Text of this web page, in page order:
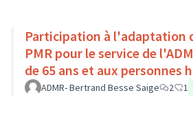
Participation à l'adaptation
PMR pour le service de
de 65 ans et aux personnes
Pays Loire-Touraine.
ADMR- Bertrand Besse Saige 2 1